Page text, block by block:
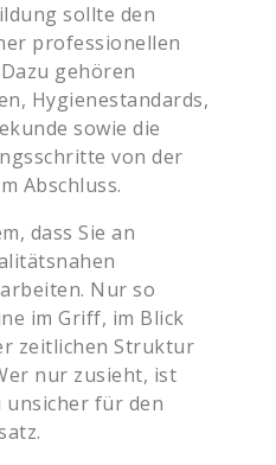
sollte den
professionellen
gehören
Hygienestandards,
sowie die
von der
Abschluss.
dass Sie an
Nur so
im Griff, im Blick
zeitlichen Struktur
nur zusieht, ist
unsicher für den